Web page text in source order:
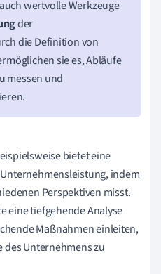
wertvolle Werkzeuge
der
die Definition von
sie es, Abläufe
messen und
bietet eine
indem
Perspektiven misst.
eine tiefgehende Analyse
Maßnahmen einleiten,
des Unternehmens zu